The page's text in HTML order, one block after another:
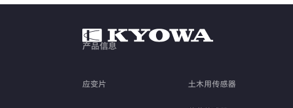
产品信息
应变片 土木用传感器